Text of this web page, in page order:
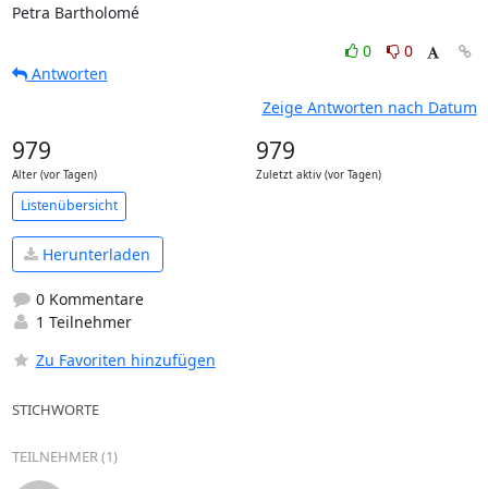
Petra Bartholomé
0
0
Antworten
Zeige Antworten nach Datum
979
Alter (vor Tagen)
979
Zuletzt aktiv (vor Tagen)
Listenübersicht
Herunterladen
0 Kommentare
1 Teilnehmer
Zu Favoriten hinzufügen
STICHWORTE
TEILNEHMER (1)